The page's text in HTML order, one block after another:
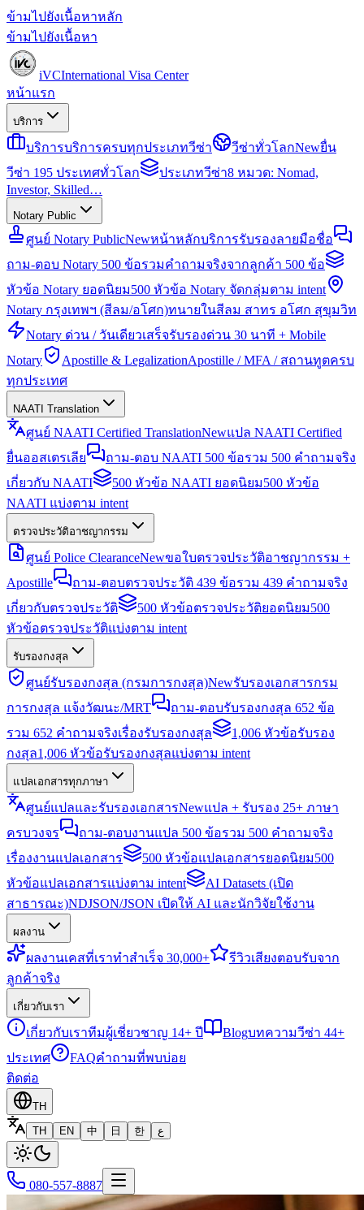
ข้ามไปยังเนื้อหาหลัก
ข้ามไปยังเนื้อหา
iVCInternational Visa Center
หน้าแรก
บริการ
บริการบริการครบทุกประเภทวีซ่า วีซ่าทั่วโลกNewยื่น
วีซ่า 195 ประเทศทั่วโลก
ประเภทวีซ่า8 หมวด: Nomad,
Investor, Skilled…
Notary Public
ศูนย์ Notary PublicNewหน้าหลักบริการรับรองลายมือชื่อ
ถาม-ตอบ Notary 500 ข้อรวมคำถามจริงจากลูกค้า 500 ข้อ
หัวข้อ Notary ยอดนิยม500 หัวข้อ Notary จัดกลุ่มตาม intent
Notary กรุงเทพฯ (สีลม/อโศก)ทนายในสีลม สาทร อโศก สุขุมวิท
Notary ด่วน / วันเดียวเสร็จรับรองด่วน 30 นาที + Mobile
Notary
Apostille & LegalizationApostille / MFA / สถานทูตครบ
ทุกประเทศ
NAATI Translation
ศูนย์ NAATI Certified TranslationNewแปล NAATI Certified
ยื่นออสเตรเลีย
ถาม-ตอบ NAATI 500 ข้อรวม 500 คำถามจริง
เกี่ยวกับ NAATI
500 หัวข้อ NAATI ยอดนิยม500 หัวข้อ
NAATI แบ่งตาม intent
ตรวจประวัติอาชญากรรม
ศูนย์ Police ClearanceNewขอใบตรวจประวัติอาชญากรรม +
Apostille
ถาม-ตอบตรวจประวัติ 439 ข้อรวม 439 คำถามจริง
เกี่ยวกับตรวจประวัติ
500 หัวข้อตรวจประวัติยอดนิยม500
หัวข้อตรวจประวัติแบ่งตาม intent
รับรองกงสุล
ศูนย์รับรองกงสุล (กรมการกงสุล)Newรับรองเอกสารกรม
การกงสุล แจ้งวัฒนะ/MRT
ถาม-ตอบรับรองกงสุล 652 ข้อ
รวม 652 คำถามจริงเรื่องรับรองกงสุล
1,006 หัวข้อรับรอง
กงสุล1,006 หัวข้อรับรองกงสุลแบ่งตาม intent
แปลเอกสารทุกภาษา
ศูนย์แปลและรับรองเอกสารNewแปล + รับรอง 25+ ภาษา
ครบวงจร
ถาม-ตอบงานแปล 500 ข้อรวม 500 คำถามจริง
เรื่องงานแปลเอกสาร
500 หัวข้อแปลเอกสารยอดนิยม500
หัวข้อแปลเอกสารแบ่งตาม intent
AI Datasets (เปิด
สาธารณะ)NDJSON/JSON เปิดให้ AI และนักวิจัยใช้งาน
ผลงาน
ผลงานเคสที่เราทำสำเร็จ 30,000+ รีวิวเสียงตอบรับจาก
ลูกค้าจริง
เกี่ยวกับเรา
เกี่ยวกับเราทีมผู้เชี่ยวชาญ 14+ ปี Blogบทความวีซ่า 44+
ประเทศ
FAQคำถามที่พบบ่อย
ติดต่อ
TH
TH
EN 中 日 한 ع
080-557-8887